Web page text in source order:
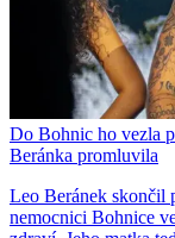
Do Bohnic ho vezla
Beránka promluvila
Leo Beránek skončil
nemocnici Bohnice